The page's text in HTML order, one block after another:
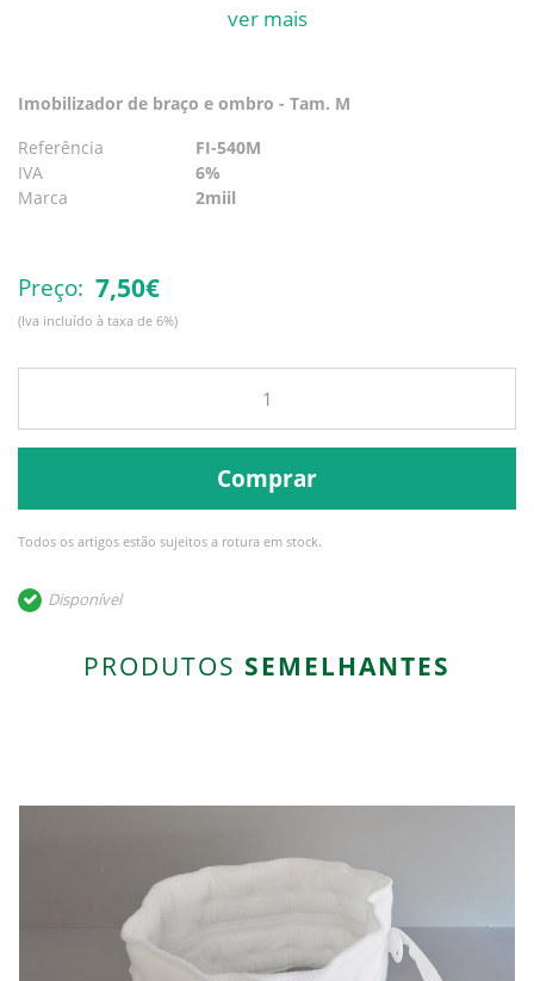
Imobilizador de braço e ombro acolchoado
ver mais
Imobilizador de braço e ombro - Tam. M
Referência
FI-540M
IVA
6%
Marca
2miil
Preço: 7,50€
(Iva incluído à taxa de 6%)
Comprar
Todos os artigos estão sujeitos a rotura em stock.
Disponível
PRODUTOS SEMELHANTES